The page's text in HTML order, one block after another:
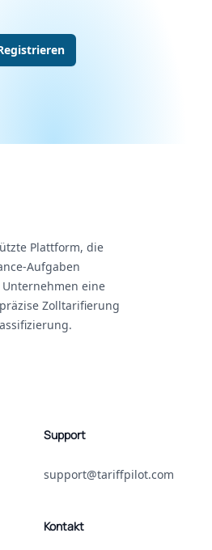
Plattform, die
Aufgaben
eine
Zolltarifierung
Support
support@tariffpilot.com
Kontakt